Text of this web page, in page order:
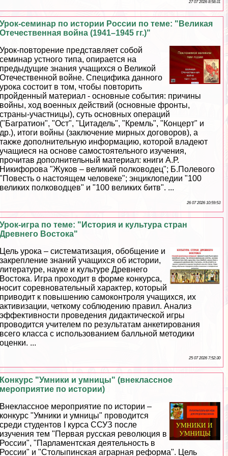
27 07 2026 8:58:31
Урок-семинар по истории России по теме: "Великая
Отечественная война (1941–1945 гг.)"
Урок-повторение представляет собой
семинар устного типа, опирается на
предыдущие знания учащихся о Великой
Отечественной войне. Специфика данного
урока состоит в том, чтобы повторить
пройденный материал - основные события: причины
войны, ход военных действий (основные фронты,
страны-участницы), суть основных операций
("Багратион", "Ост", "Цитадель", "Кремль", "Концерт" и
др.), итоги войны (заключение мирных договоров), а
также дополнительную информацию, которой владеют
учащиеся на основе самостоятельного изучения,
прочитав дополнительный материал: книги А.Р.
Никифорова "Жуков – великий полководец"; Б.Полевого
"Повесть о настоящем человеке"; энциклопедии "100
великих полководцев" и "100 великих битв". ...
26 07 2026 10:59:53
Урок-игра по теме: "История и культура стран
Древнего Востока"
Цель урока – систематизация, обобщение и
закрепление знаний учащихся об истории,
литературе, науке и культуре Древнего
Востока. Игра проходит в форме конкурса,
носит соревновательный хаpaктер, который
приводит к повышению самоконтроля учащихся, их
активизации, четкому соблюдению правил. Анализ
эффективности проведения дидактической игры
проводится учителем по результатам анкетирования
всего класса с использованием балльной методики
оценки. ...
25 07 2026 7:52:30
Конкурс "Умники и умницы" (внеклассное
мероприятие по истории)
Внеклассное мероприятие по истории –
конкурс "Умники и умницы" проводится
среди студентов I курса ССУЗ после
изучения тем "Первая русская революция в
России", "Парламентская деятельность в
России" и "Столыпинская аграрная реформа". Цель